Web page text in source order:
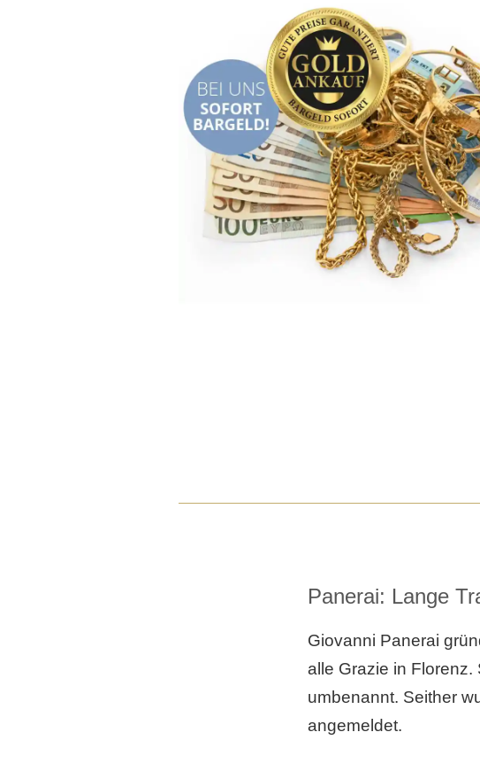
Panerai: Lange
Giovanni Panerai
alle Grazie in
umbenannt. Seither
angemeldet.